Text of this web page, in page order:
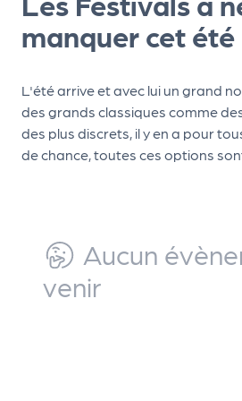
manquer cet été
L'été arrive et avec lui un grand
des grands classiques comme
des plus discrets, il y en a pour
de chance, toutes ces options
Aucun
venir
ns
PR
G!
PR
O
Ma
g